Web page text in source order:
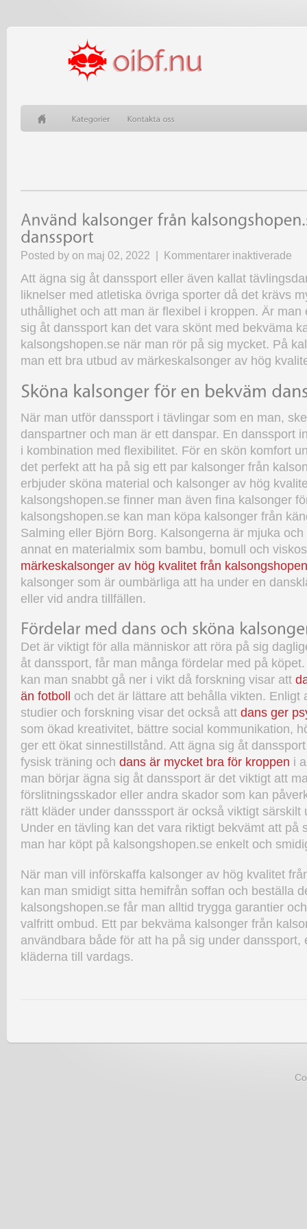
Posted by on maj 02, 2022 | Kommentarer inaktiverade
Att ägna sig åt danssport eller även kallat
liknelser med atletiska övriga sporter då det krävs
uthållighet och att man är flexibel i kroppen. Är man
sig åt danssport kan det vara skönt med bekväma
kalsongshopen.se när man rör på sig mycket. På
man ett bra utbud av märkeskalsonger av hög
När man utför danssport i tävlingar som en man,
danspartner och man är ett danspar. En danssport
i kombination med flexibilitet. För en skön komfort
det perfekt att ha på sig ett par kalsonger från
erbjuder sköna material och kalsonger av hög
kalsongshopen.se finner man även fina kalsonger
kalsongshopen.se kan man köpa kalsonger från
Salming eller Björn Borg. Kalsongerna är mjuka
annat en materialmix som bambu, bomull och
märkeskalsonger av hög kvalitet från
kalsonger som är oumbärliga att ha under en
eller vid andra tillfällen.
Det är viktigt för alla människor att röra på sig
åt danssport, får man många fördelar med på
kan man snabbt gå ner i vikt då forskning visar att
än fotboll
och det är lättare att behålla vikten. Enligt
studier och forskning visar det också att dans ger
som ökad kreativitet, bättre social kommunikation,
ger ett ökat sinnestillstånd. Att ägna sig åt
fysisk träning och dans är mycket bra för kroppen i
man börjar ägna sig åt danssport är det viktigt att
förslitningsskador eller andra skador som kan
rätt kläder under dansssport är också viktigt särskilt
Under en tävling kan det vara riktigt bekvämt att på
man har köpt på kalsongshopen.se enkelt och
När man vill införskaffa kalsonger av hög kvalitet
kan man smidigt sitta hemifrån soffan och beställa
kalsongshopen.se får man alltid trygga garantier
valfritt ombud. Ett par bekväma kalsonger från
användbara både för att ha på sig under danssport,
kläderna till vardags.